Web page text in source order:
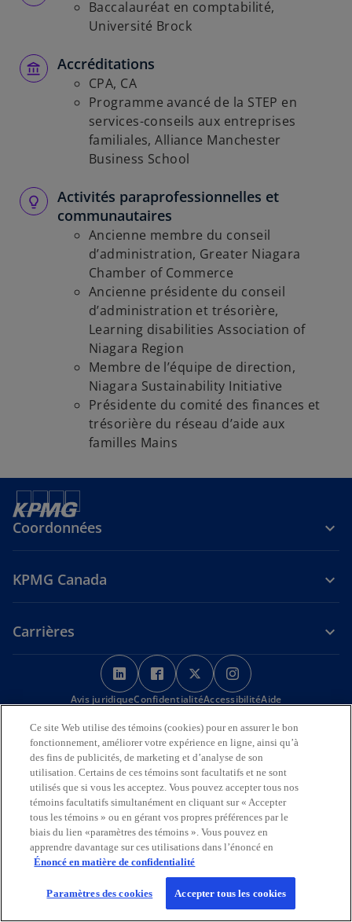
Baccalauréat en comptabilité,
Université Brock
Accréditations
CPA, CA
Programme avancé de la STEP en
services-conseils aux entreprises
familiales, Alliance Manchester
Business School
Activités paraprofessionnelles et
communautaires
Ancienne membre du conseil
d’administration, Greater Niagara
Chamber of Commerce
Ancienne présidente du conseil
d’administration et trésorière,
Learning disabilities Association of
Niagara Region
Membre de l’équipe de direction,
Niagara Sustainability Initiative
Présidente du comité des finances et
trésorière du réseau d’aide aux
familles Mains
Coordonnées
KPMG Canada
Carrières
s
’
o
v
r
e
d
a
n
s
u
n
s
’
o
u
v
r
e
d
a
n
s
u
n
n
s
’
o
v
r
e
d
a
n
s
n
n
’
o
v
r
e
d
a
n
s
n
n
Avis juridiqueConfidentialitéAccessibilitéAide
Nous reconnaissons en toute déférence que les bureaux de KPMG
sur l’Île de la Tortue (Amérique du Nord) sont situés sur les
territoires traditionnels, visés par traité et non cédés des Premières
Nations, des Inuits et des Métis.
© 2026 KPMG s.r.l./S.E.N.C.R.L., société à responsabilité limitée de
l’Ontario et cabinet membre de l’organisation mondiale KPMG de
cabinets indépendants affiliés à KPMG International Limited, société
de droit anglais à responsabilité limitée par garantie. Tous droits
réservés.
Pour en savoir plus sur la structure de l’organisation mondiale KPMG,
https://kpmg.com/governance s (en anglais).
Ce site Web utilise des témoins (cookies) pour en assurer le bon
fonctionnement, améliorer votre expérience en ligne, ainsi qu’à
des fins de publicités, de marketing et d’analyse de son
utilisation. Certains de ces témoins sont facultatifs et ne sont
utilisés que si vous les acceptez. Vous pouvez accepter tous nos
témoins facultatifs simultanément en cliquant sur « Accepter
tous les témoins » ou en gérant vos propres préférences par le
biais du lien «paramètres des témoins ». Vous pouvez en
apprendre davantage sur ces utilisations dans l’énoncé en
Énoncé en matière de confidentialité
Paramètres des cookies Accepter tous les cookies